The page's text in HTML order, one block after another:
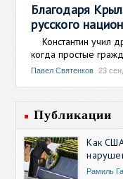
Благодаря
русского
Константин учил
когда простые
Павел Святенков 23
Публикации
Как
Рамиль